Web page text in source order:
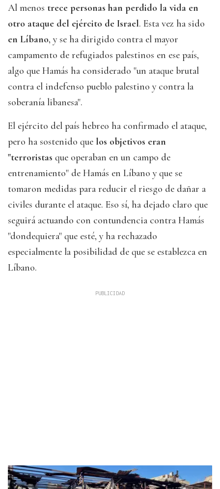
Al menos trece personas han perdido la vida en
otro ataque del ejército de Israel. Esta vez ha sido
en Líbano, y se ha dirigido contra el mayor
campamento de refugiados palestinos en ese país,
algo que Hamás ha considerado "un ataque brutal
contra el indefenso pueblo palestino y contra la
soberanía libanesa".
El ejército del país hebreo ha confirmado el ataque,
pero ha sostenido que los objetivos eran
"terroristas que operaban en un campo de
entrenamiento" de Hamás en Líbano y que se
tomaron medidas para reducir el riesgo de dañar a
civiles durante el ataque. Eso sí, ha dejado claro que
seguirá actuando con contundencia contra Hamás
"dondequiera" que esté, y ha rechazado
especialmente la posibilidad de que se establezca en
Líbano.